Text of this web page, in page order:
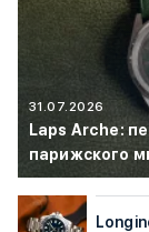
31.07.2026
Laps Arche:
парижского